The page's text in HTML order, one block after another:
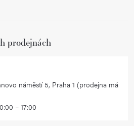
prodejnách
náměstí 5, Praha 1 (prodejna má
– 17:00